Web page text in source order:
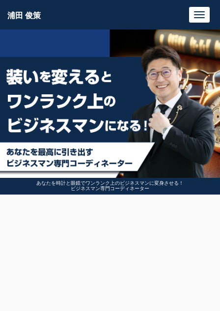
あなたを時計と眼鏡でワンランク上のビジネスマンに変身させる！
ビジネスマン専門コーディネーター
浦田 俊策